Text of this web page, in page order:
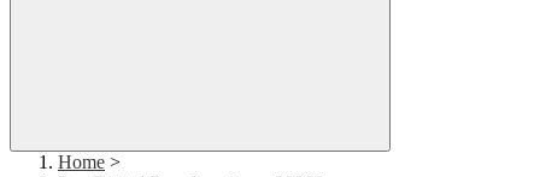
Home >